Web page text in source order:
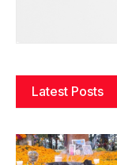
Latest Posts